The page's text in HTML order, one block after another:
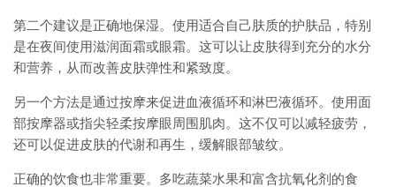
第二个建议是正确地保湿。使用适合自己肤质的护肤品，特别
是在夜间使用滋润面霜或眼霜。这可以让皮肤得到充分的水分
和营养，从而改善皮肤弹性和紧致度。
另一个方法是通过按摩来促进血液循环和淋巴液循环。使用面
部按摩器或指尖轻柔按摩眼周围肌肉。这不仅可以减轻疲劳，
还可以促进皮肤的代谢和再生，缓解眼部皱纹。
正确的饮食也非常重要。多吃蔬菜水果和富含抗氧化剂的食